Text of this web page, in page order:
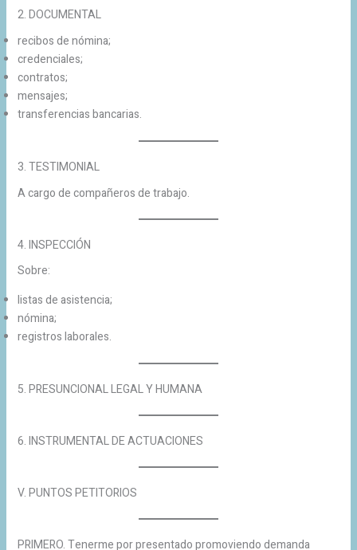
2. DOCUMENTAL
recibos de nómina;
credenciales;
contratos;
mensajes;
transferencias bancarias.
3. TESTIMONIAL
A cargo de compañeros de trabajo.
4. INSPECCIÓN
Sobre:
listas de asistencia;
nómina;
registros laborales.
5. PRESUNCIONAL LEGAL Y HUMANA
6. INSTRUMENTAL DE ACTUACIONES
V. PUNTOS PETITORIOS
PRIMERO. Tenerme por presentado promoviendo demanda